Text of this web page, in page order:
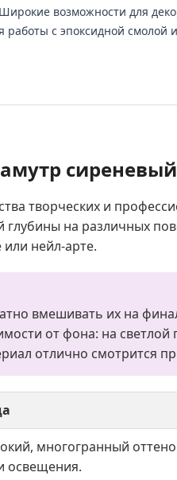
возможности для
работы с эпоксидной смолой
творческих и
глубины на различных
нейл-арте.
вмешивать их на
от фона: на
отлично смотрится
многогранный
освещения.